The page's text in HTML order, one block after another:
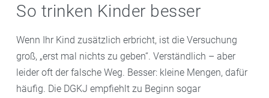
So trinken Kinder besser
Wenn Ihr Kind zusätzlich erbricht, ist die Versuchung
groß, „erst mal nichts zu geben“. Verständlich – aber
leider oft der falsche Weg. Besser: kleine Mengen, dafür
häufig. Die DGKJ empfiehlt zu Beginn sogar